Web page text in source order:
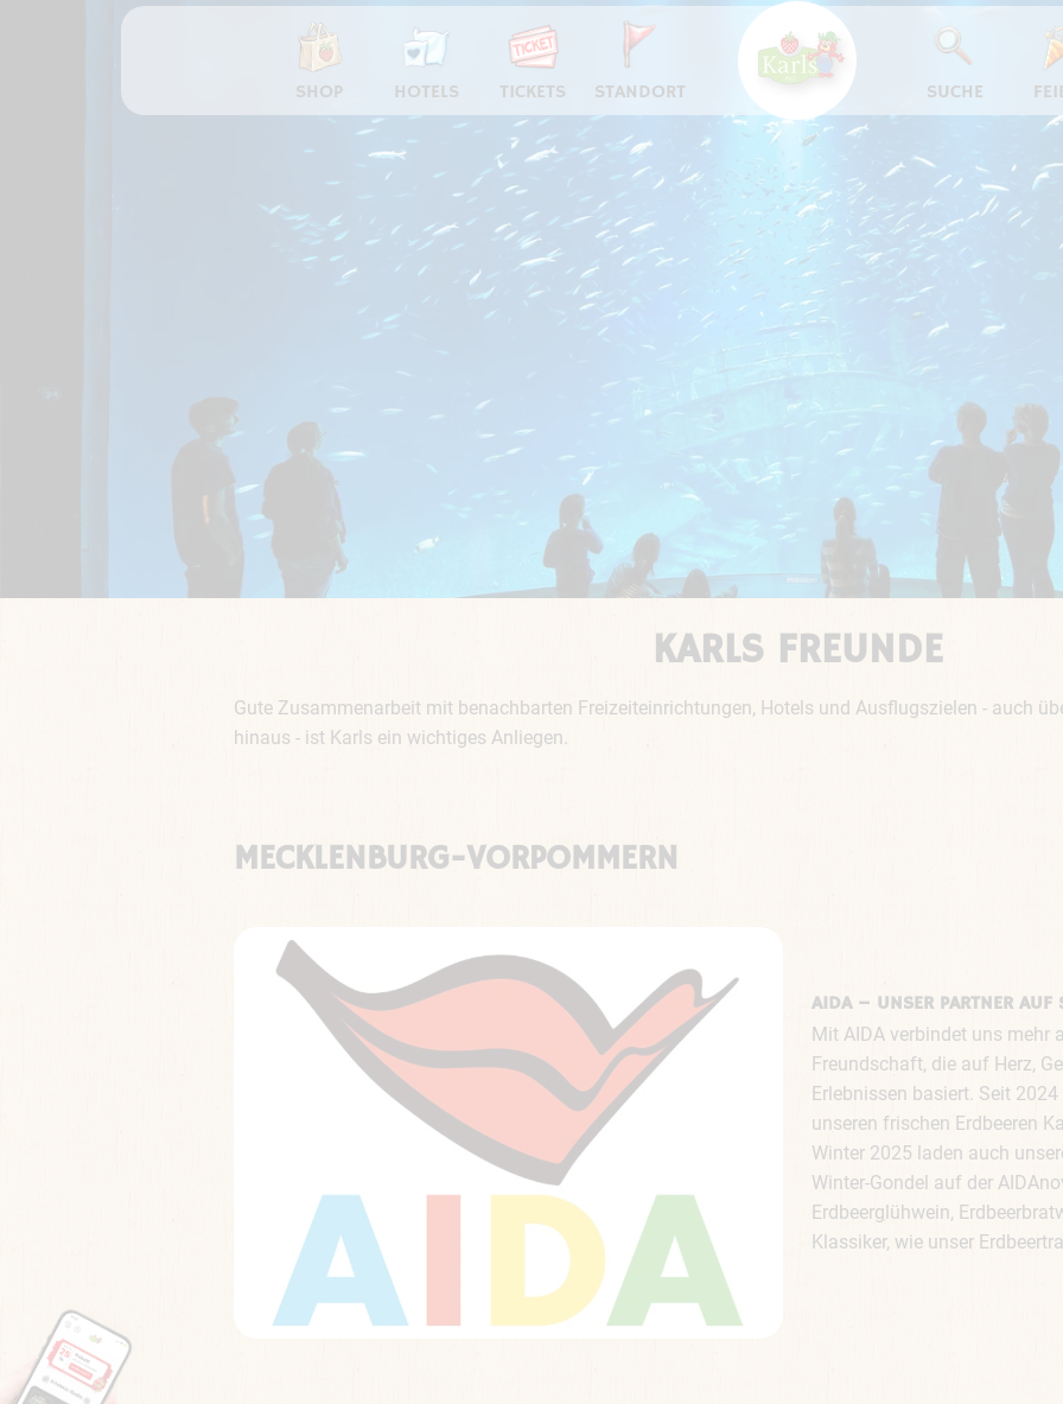
SHOP HOTELS TICKETS STANDORT SUCHE
KARLS FREUNDE
Gute Zusammenarbeit mit benachbarten Freizeiteinrichtungen, Hotels und Ausflugszielen - auch
hinaus - ist Karls ein wichtiges Anliegen.
MECKLENBURG-VORPOMMERN
AIDA – UNSER PARTNER AUF
Mit AIDA verbindet uns mehr
Freundschaft, die auf Herz,
Erlebnissen basiert. Seit
unseren frischen Erdbeeren
Winter 2025 laden auch
Winter-Gondel auf der
Erdbeerglühwein,
Klassiker, wie unser